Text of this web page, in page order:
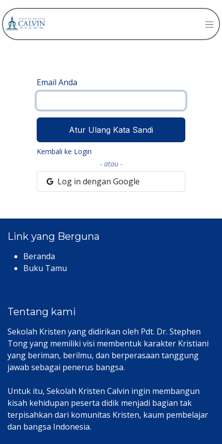
Email Anda
Atur Ulang Kata Sandi
Kembali ke Login
- atau -
Log in dengan Google
Link yang Berguna
Beranda
Buku Tamu
Tentang kami
Sekolah Kristen yang didirikan oleh Pdt. Dr. Stephen
Tong yang memiliki visi membentuk karakter Kristiani
yang beriman, berilmu, dan berperasaan tanggung
jawab sebagai penerus bangsa.
Untuk itu, Sekolah Kristen Calvin ingin membangun
kisah kehidupan peserta didik menjadi bagian tak
terpisahkan dari komunitas Kristen, kaum pembelajar
dan bangsa Indonesia.